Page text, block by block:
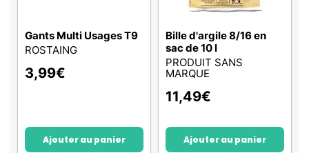
Gants Multi Usages T9
ROSTAING
3,99€
Ajouter au panier
Bille d'argile 8/16 en
sac de 10 l
PRODUIT SANS
MARQUE
11,49€
Ajouter au panier